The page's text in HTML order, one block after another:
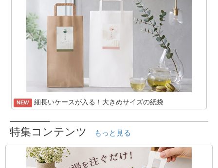
NEW 細長いケースが入る！大きめサイズの紙袋
特集コンテンツ もっと見る